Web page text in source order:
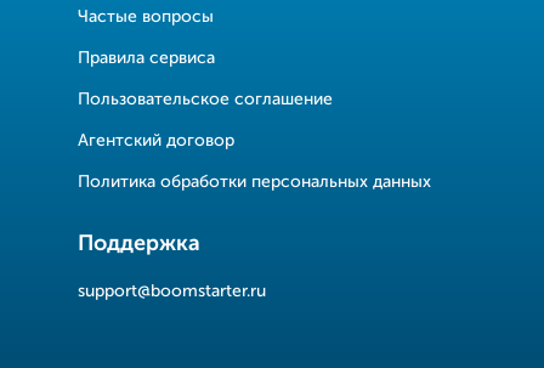
Частые вопросы
Правила сервиса
Пользовательское соглашение
Агентский договор
Политика обработки персональных данных
Поддержка
support@boomstarter.ru